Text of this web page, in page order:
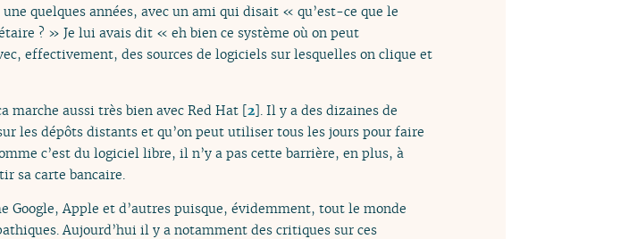
quelques années, avec un ami qui disait « qu’est-ce que le
? » Je lui avais dit « eh bien ce système où on peut
effectivement, des sources de logiciels sur lesquelles on clique et
marche aussi très bien avec Red Hat [2] . Il y a des dizaines de
les dépôts distants et qu’on peut utiliser tous les jours pour faire
c’est du logiciel libre, il n’y a pas cette barrière, en plus, à
sa carte bancaire.
Google, Apple et d’autres puisque, évidemment, tout le monde
Aujourd’hui il y a notamment des critiques sur ces